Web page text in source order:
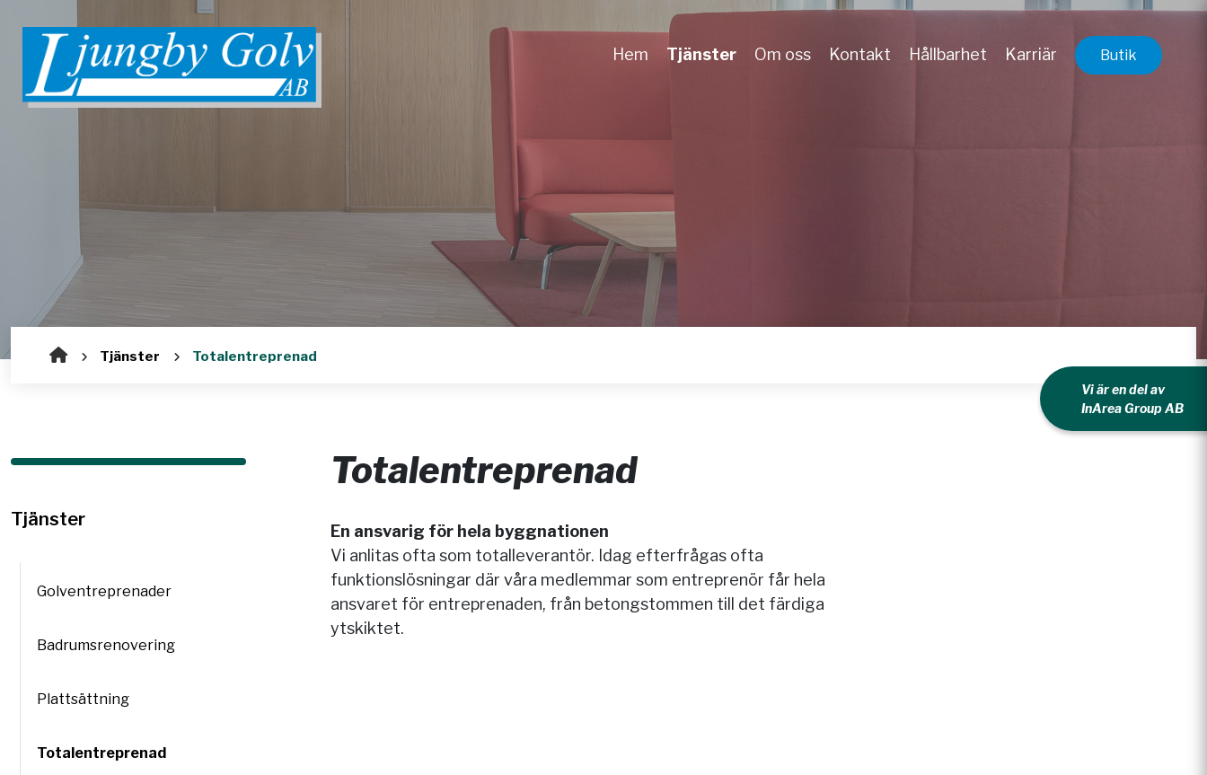
Hem Tjänster Om oss Kontakt Hållbarhet Karriär Butik
Vi är en del av
InArea Group AB
Tjänster Totalentreprenad
Tjänster
Golventreprenader
Badrumsrenovering
Plattsättning
Totalentreprenad
Totalentreprenad
En ansvarig för hela byggnationen
Vi anlitas ofta som totalleverantör. Idag efterfrågas ofta
funktionslösningar där våra medlemmar som entreprenör får hela
ansvaret för entreprenaden, från betongstommen till det färdiga
ytskiktet.